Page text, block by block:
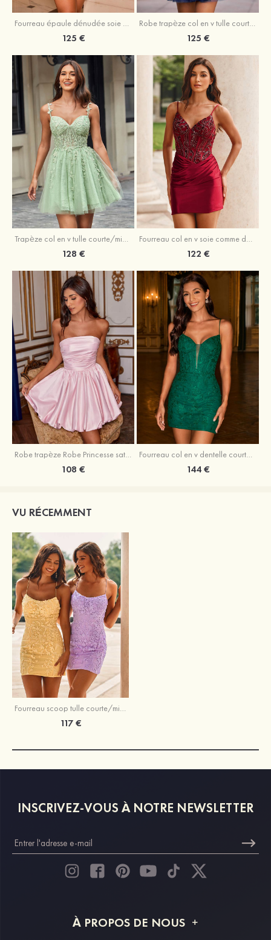
Fourreau épaule dénudée soie comme du satin courte/mini robe de fête de la rentrée
125 €
Robe trapèze col en v tulle courte/mini robe de fête de la rentrée avec poches paillettes
125 €
Trapèze col en v tulle courte/mini robe de fête de la rentrée avec perles
128 €
Fourreau col en v soie comme du satin courte/mini robe de fête de la rentrée avec paillettes
122 €
Robe trapèze Robe Princesse satin sans manches courte/mini robe de fête de la rentrée
108 €
Fourreau col en v dentelle courte/mini robe de fête de la rentré avec perles
144 €
VU RÉCEMMENT
Fourreau scoop tulle courte/mini robe de fête de la rentrée
117 €
INSCRIVEZ-VOUS À NOTRE NEWSLETTER
À PROPOS DE NOUS